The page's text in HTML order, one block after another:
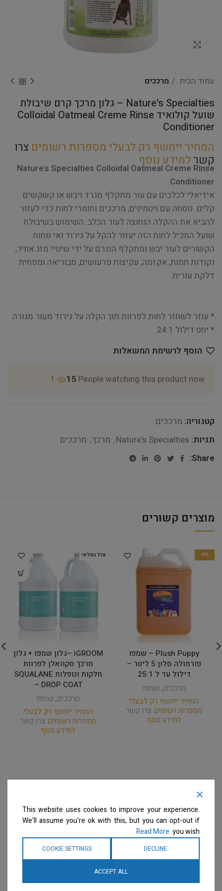
עמוד הבית מרככים
Nature's Specialties – גלון מרכך קרם שיבולת
שועל קולואיד Colloidal Oatmeal Creme Rinse
Conditioner
המחיר ייחשף רק לבעלי מספרות רשומים צרו
קשרלמידע נוסף
Nature's Specialties Colloidal Oatmeal Creme Rinse
Conditioner
אידיאלי לכלבים עם עור מתקלף מגרד ויבש או קשקשים
קלים. נוסחה עם ויטמינים, מרככים וחומרי לחות כדי לעזור
להביא את ההקלה הנחוצה לעור הכלב. השימוש בשיבולת
שועל המכיל לחות הזה יעזור להקל על גירוד ואי נוחות
הקשורים לעור יבש ומתקלף הנגרם על ידי שינויי מזג אוויר,
נקודות חמות, אקזמה, עקיצות פרעושים, סבוריאה ומפחית
דלקת עורית.
* עוזר לשחזר לחות לפרוות תוך הקלה על גירוד מעור מגורה
* יחס דילול 24:1
הוסף לרשימת המשאלות
15 People watching this product now!
קטגוריה: מרככים
תגיות: Nature's Specialties
, מרכך, מרככים
Share:
מוצרים קשורים
-9%
Plush Puppy – שמפו
פורמולה סלון 5 ליטר –
דילול עד ל 25:1
מרככים, שמפו
המחיר ייחשף רק לבעלי
מספרות רשומים צרו קשר
למידע נוסף
אזל המלאי
iGROOM –גלון שמפו + גלון
מרכך סקוואלן לפרוות
חלקות ונופלות SQUALANE
– DROP COAT
מרככים, שמפו
המחיר ייחשף רק לבעלי
מספרות רשומים צרו קשר
למידע נוסף
This website uses cookies to improve your experience.
We'll assume you're ok with this, but you can opt-out if
you wish.
Read More
DECLINE
COOKIE SETTINGS
ACCEPT ALL